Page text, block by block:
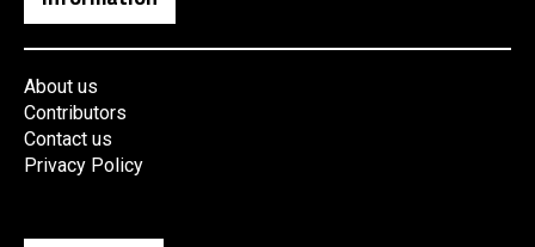
About us
Contributors
Contact us
Privacy Policy